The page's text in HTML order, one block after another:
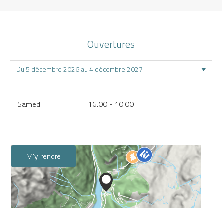
Ouvertures
Samedi 16:00 - 10:00
M'y rendre